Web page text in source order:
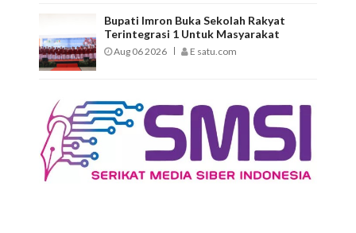
Bupati Imron Buka Sekolah Rakyat
Terintegrasi 1 Untuk Masyarakat
Aug 06 2026 E satu.com